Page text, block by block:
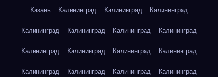
Казань Калининград Калининград Калининград
Калининград Калининград Калининград Калининград
Калининград Калининград Калининград Калининград
Калининград Калининград Калининград Калининград